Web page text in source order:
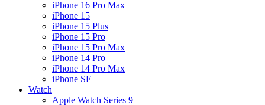
iPhone 16 Pro Max
iPhone 15
iPhone 15 Plus
iPhone 15 Pro
iPhone 15 Pro Max
iPhone 14 Pro
iPhone 14 Pro Max
iPhone SE
Watch
Apple Watch Series 9